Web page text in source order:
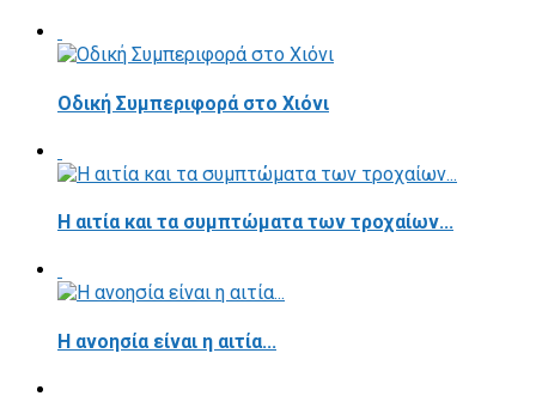
Οδική Συμπεριφορά στο Χιόνι
Η αιτία και τα συμπτώματα των τροχαίων...
Η ανοησία είναι η αιτία...